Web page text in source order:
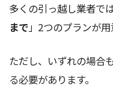
多くの引っ越し業者で
まで」2つのプランが用
ただし、いずれの場合
る必要があります。